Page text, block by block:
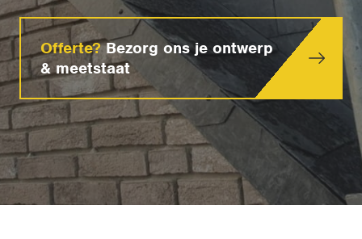
Offerte? Bezorg ons je ontwerp
& meetstaat